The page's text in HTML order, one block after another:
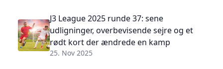
J3 League 2025 runde 37: sene
udligninger, overbevisende sejre og et
rødt kort der ændrede en kamp
25. Nov 2025